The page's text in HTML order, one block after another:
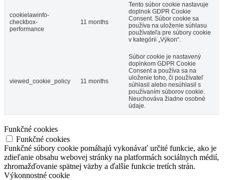
cookielawinfo-
checkbox-
performance
11 months
Tento súbor cookie nastavuje
doplnok GDPR Cookie
Consent. Súbor cookie sa
používa na uloženie súhlasu
používateľa pre súbory cookie
v kategórii „Výkon“.
viewed_cookie_policy 11 months
Súbor cookie je nastavený
doplnkom GDPR Cookie
Consent a používa sa na
uloženie toho, či používateľ
súhlasil alebo nesúhlasil s
používaním súborov cookie.
Neuchováva žiadne osobné
údaje.
Funkčné cookies
Funkčné cookies
Funkčné súbory cookie pomáhajú vykonávať určité funkcie, ako je
zdieľanie obsahu webovej stránky na platformách sociálnych médií,
zhromažďovanie spätnej väzby a ďalšie funkcie tretích strán.
Výkonnostné cookie